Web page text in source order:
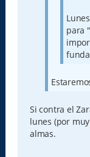
para
Si contra el
lunes (por
almas.